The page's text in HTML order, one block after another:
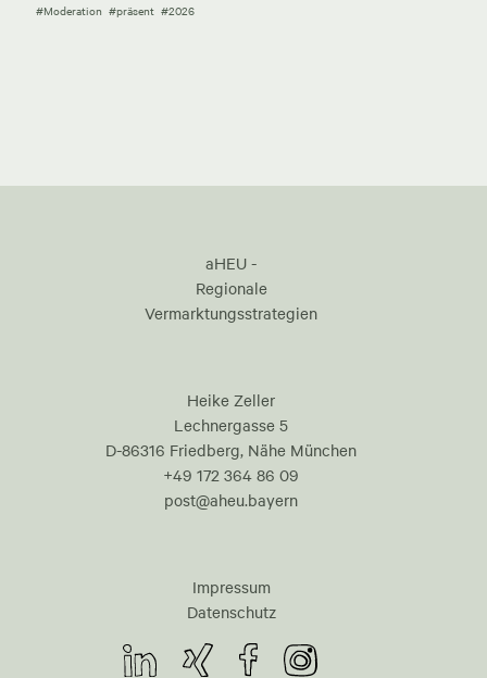
#Moderation #präsent #2026
aHEU -
Regionale
Vermarktungsstrategien
Heike Zeller
Lechnergasse 5
D-86316 Friedberg, Nähe München
+49 172 364 86 09
post@aheu.bayern
Impressum
Datenschutz